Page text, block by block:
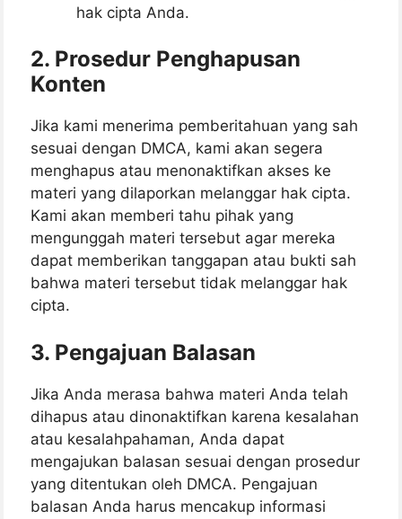
hak cipta Anda.
2. Prosedur Penghapusan
Konten
Jika kami menerima pemberitahuan yang sah
sesuai dengan DMCA, kami akan segera
menghapus atau menonaktifkan akses ke
materi yang dilaporkan melanggar hak cipta.
Kami akan memberi tahu pihak yang
mengunggah materi tersebut agar mereka
dapat memberikan tanggapan atau bukti sah
bahwa materi tersebut tidak melanggar hak
cipta.
3. Pengajuan Balasan
Jika Anda merasa bahwa materi Anda telah
dihapus atau dinonaktifkan karena kesalahan
atau kesalahpahaman, Anda dapat
mengajukan balasan sesuai dengan prosedur
yang ditentukan oleh DMCA. Pengajuan
balasan Anda harus mencakup informasi